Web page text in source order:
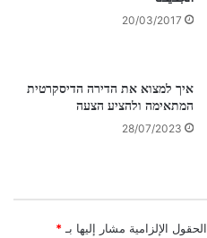
20/03/2017
איך למצוא את הדירה הדיסקרטית
המתאימה ולהציע הצעה
28/07/2023
الحقول الإلزامية مشار إليها بـ *